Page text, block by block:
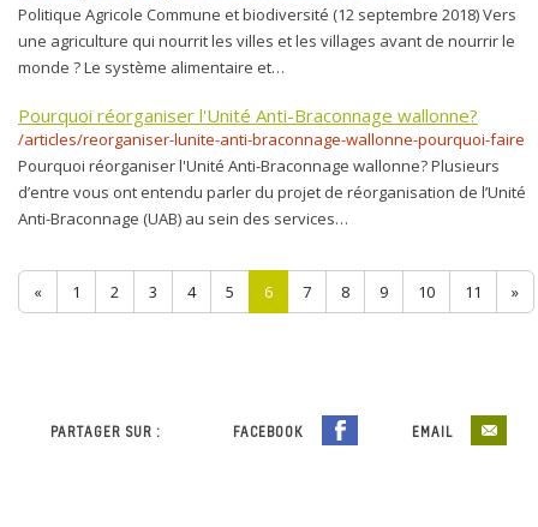
Politique Agricole Commune et biodiversité (12 septembre 2018) Vers
une agriculture qui nourrit les villes et les villages avant de nourrir le
monde ? Le système alimentaire et…
Pourquoi réorganiser l'Unité Anti-Braconnage wallonne?
/articles/reorganiser-lunite-anti-braconnage-wallonne-pourquoi-faire
Pourquoi réorganiser l'Unité Anti-Braconnage wallonne? Plusieurs
d’entre vous ont entendu parler du projet de réorganisation de l’Unité
Anti-Braconnage (UAB) au sein des services…
« 1 2 3 4 5 6 7 8 9 10 11 »
PARTAGER SUR : FACEBOOK EMAIL